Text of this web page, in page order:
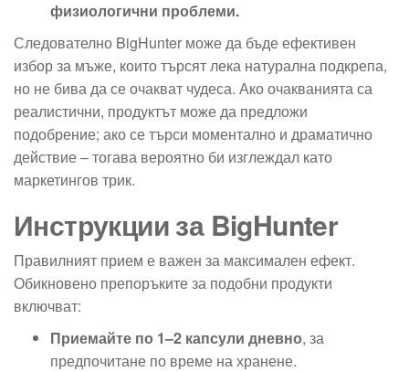
физиологични проблеми.
Следователно BigHunter може да бъде ефективен
избор за мъже, които търсят лека натурална подкрепа,
но не бива да се очакват чудеса. Ако очакванията са
реалистични, продуктът може да предложи
подобрение; ако се търси моментално и драматично
действие – тогава вероятно би изглеждал като
маркетингов трик.
Инструкции за BigHunter
Правилният прием е важен за максимален ефект.
Обикновено препоръките за подобни продукти
включват:
Приемайте по 1–2 капсули дневно, за
предпочитане по време на хранене.